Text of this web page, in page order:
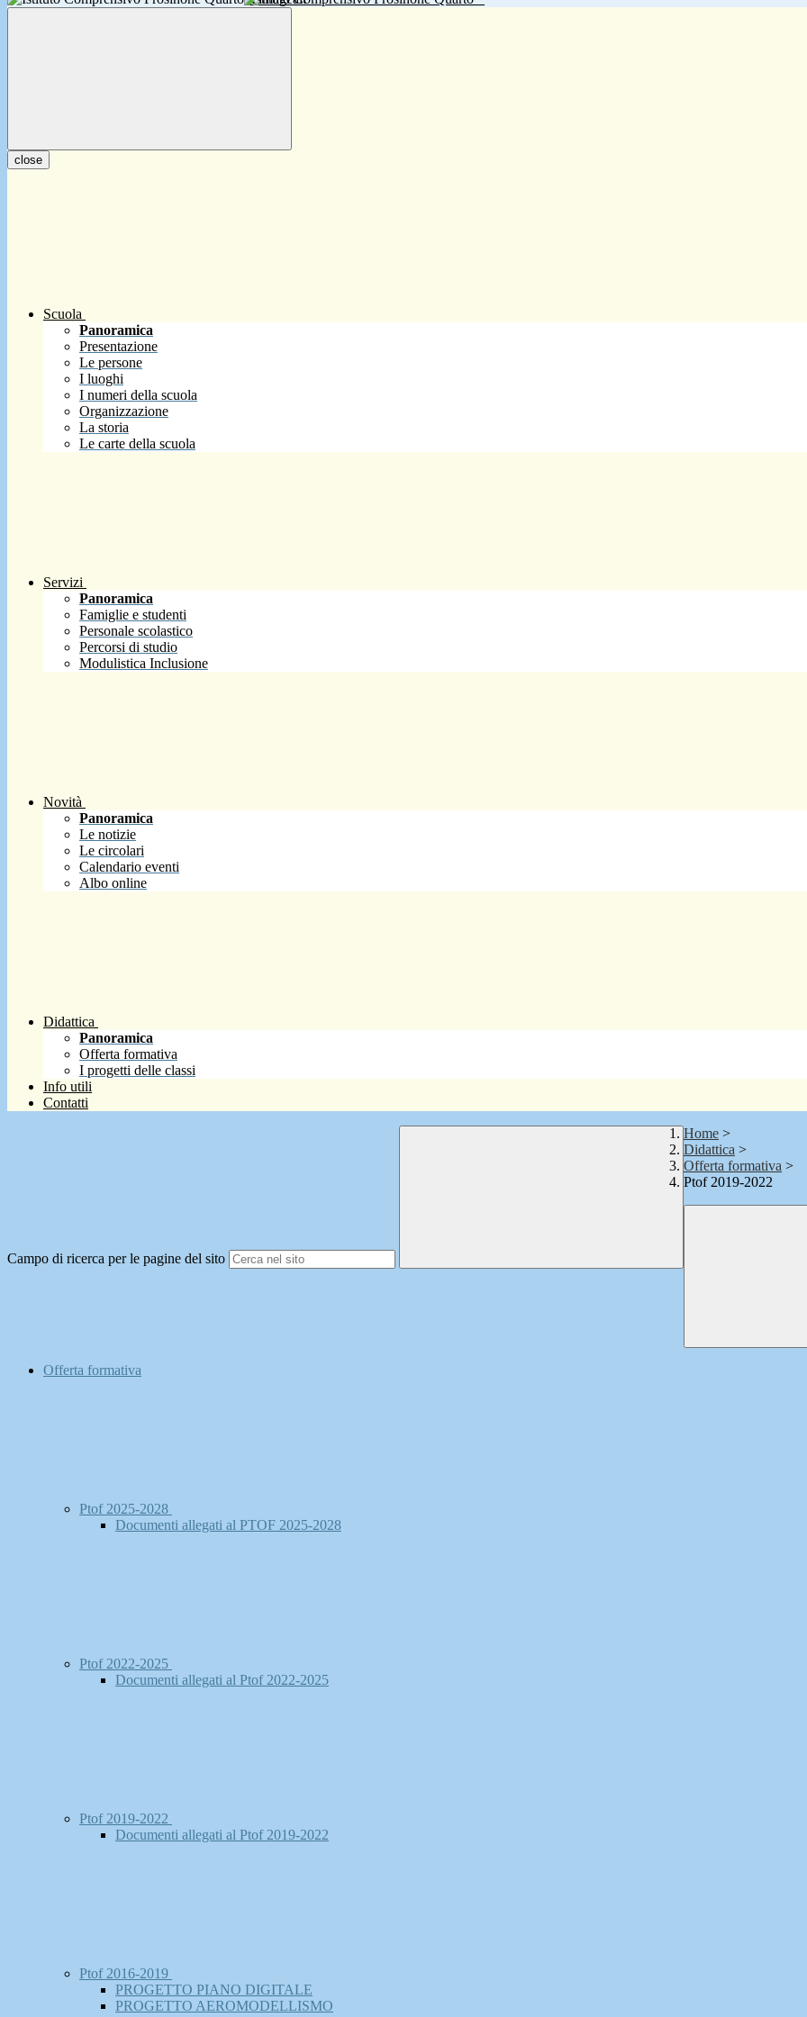
close
Scuola
Panoramica
Presentazione
Le persone
I luoghi
I numeri della scuola
Organizzazione
La storia
Le carte della scuola
Servizi
Panoramica
Famiglie e studenti
Personale scolastico
Percorsi di studio
Modulistica Inclusione
Novità
Panoramica
Le notizie
Le circolari
Calendario eventi
Albo online
Didattica
Panoramica
Offerta formativa
I progetti delle classi
Info utili
Contatti
Campo di ricerca per le pagine del sito
Home >
Didattica >
Offerta formativa >
Ptof 2019-2022
Offerta formativa
Ptof 2025-2028
Documenti allegati al PTOF 2025-2028
Ptof 2022-2025
Documenti allegati al Ptof 2022-2025
Ptof 2019-2022
Documenti allegati al Ptof 2019-2022
Ptof 2016-2019
PROGETTO PIANO DIGITALE
PROGETTO AEROMODELLISMO